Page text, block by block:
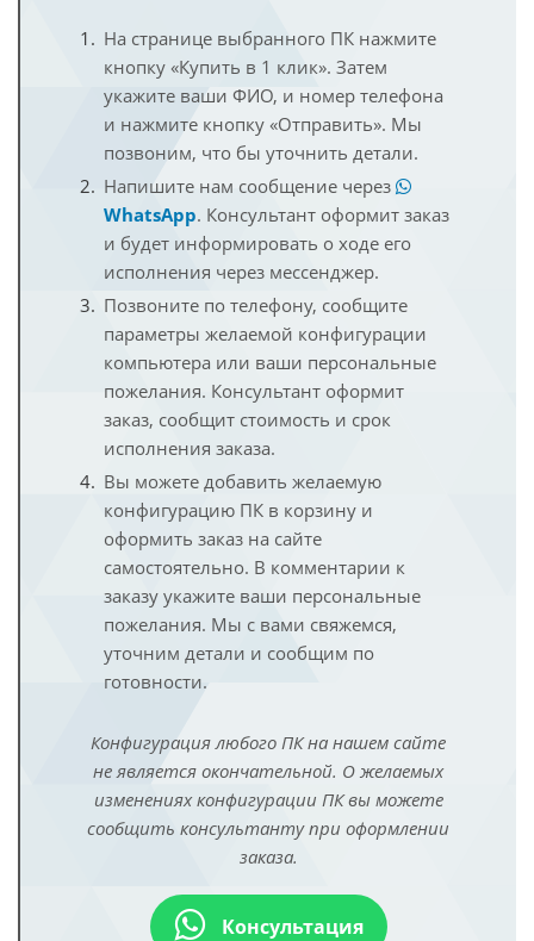
На странице выбранного ПК нажмите
кнопку «Купить в 1 клик». Затем
укажите ваши ФИО, и номер телефона
и нажмите кнопку «Отправить». Мы
позвоним, что бы уточнить детали.
Напишите нам сообщение через
WhatsApp. Консультант оформит заказ
и будет информировать о ходе его
исполнения через мессенджер.
Позвоните по телефону, сообщите
параметры желаемой конфигурации
компьютера или ваши персональные
пожелания. Консультант оформит
заказ, сообщит стоимость и срок
исполнения заказа.
Вы можете добавить желаемую
конфигурацию ПК в корзину и
оформить заказ на сайте
самостоятельно. В комментарии к
заказу укажите ваши персональные
пожелания. Мы с вами свяжемся,
уточним детали и сообщим по
готовности.
Конфигурация любого ПК на нашем сайте
не является окончательной. О желаемых
изменениях конфигурации ПК вы можете
сообщить консультанту при оформлении
заказа.
Консультация